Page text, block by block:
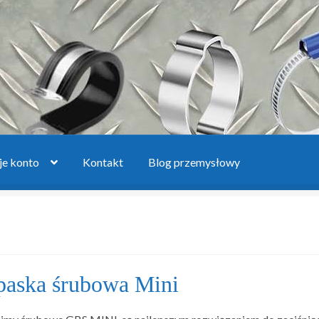
konto Kontakt Blog przemysłowy
śrubowa Mini